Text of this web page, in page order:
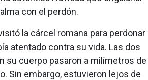
con el perdón.
la cárcel romana para perdonar
atentado contra su vida. Las dos
su cuerpo pasaron a milímetros de
Sin embargo, estuvieron lejos de